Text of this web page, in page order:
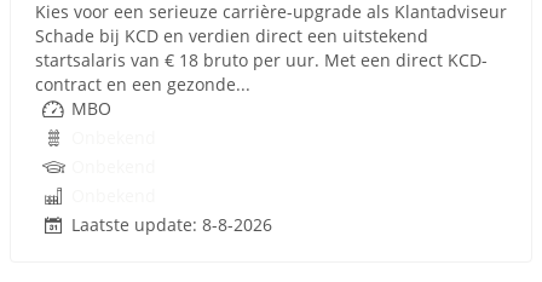
Kies voor een serieuze carrière-upgrade als Klantadviseur
Schade bij KCD en verdien direct een uitstekend
startsalaris van € 18 bruto per uur. Met een direct KCD-
contract en een gezonde...
MBO
Laatste update: 8-8-2026